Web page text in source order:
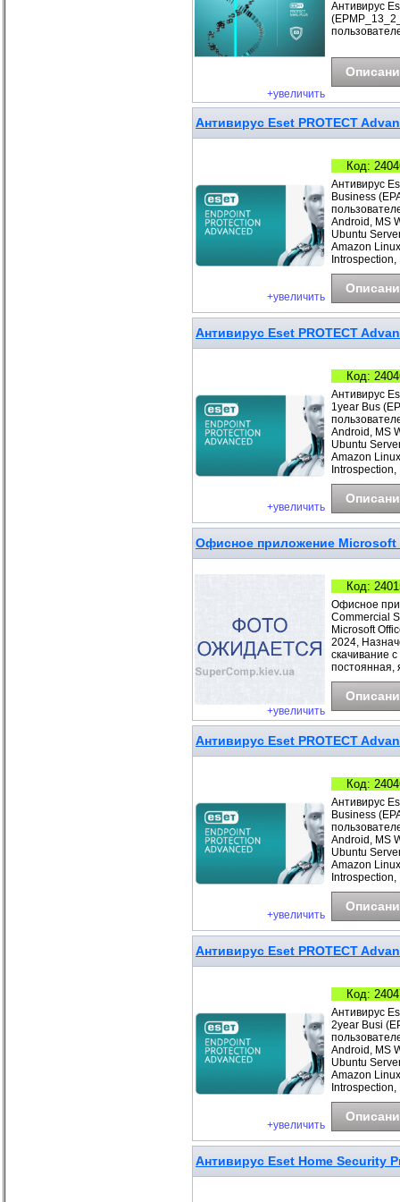
+увеличить
Антивирус
Антивирус Eset PROTECT
+увеличить
Код:
Антивирус
Business
Android, MS
Ubuntu
Amazon
Антивирус Eset PROTECT
+увеличить
Код:
Антивирус
1year Bus
Android, MS
Ubuntu
Amazon
Офисное приложение Microsoft
+увеличить
Код:
Офисное
Commercial
Microsoft
2024,
скачивание
постоянная,
Антивирус Eset PROTECT
+увеличить
Код:
Антивирус
Business
Android, MS
Ubuntu
Amazon
Антивирус Eset PROTECT
+увеличить
Код:
Антивирус
2year Busi
Android, MS
Ubuntu
Amazon
Антивирус Eset Home Security